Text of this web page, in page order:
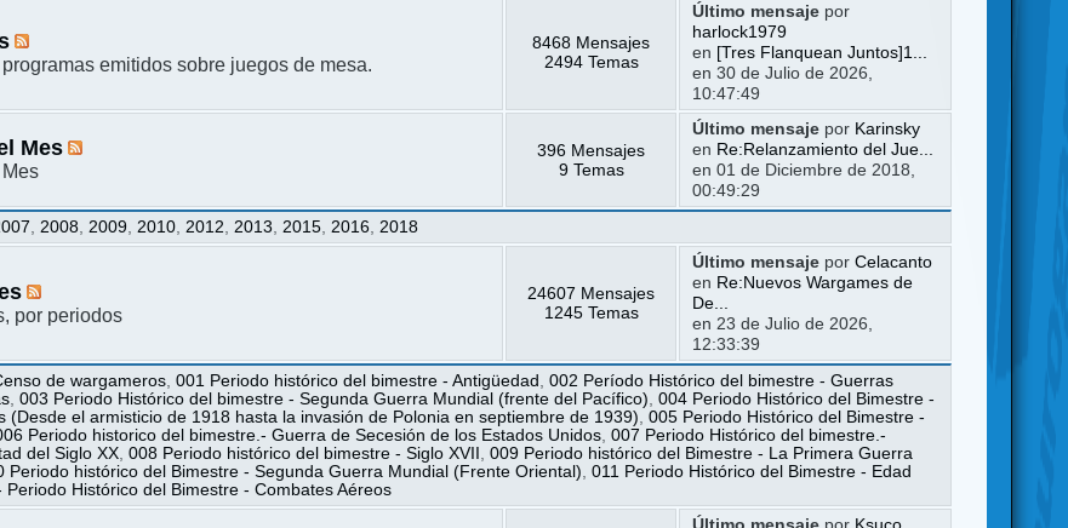
emitidos sobre juegos de mesa.
8468 Mensajes
2494 Temas
Último mensajepor
harlock1979
en [Tres Flanquean Juntos]1...
en 30 de Julio de 2026,
10:47:49
Mes
396 Mensajes
9 Temas
Último mensajepor Karinsky
en Re:Relanzamiento del Jue...
en 01 de Diciembre de 2018,
00:49:29
2008 2009 2010 2012 2013 2015 2016 2018
por periodos
24607 Mensajes
1245 Temas
Último mensajepor Celacanto
en Re:Nuevos Wargames de
De...
en 23 de Julio de 2026,
12:33:39
de wargameros ,001 Periodo histórico del bimestre - Antigüedad ,002 Período Histórico del bimestre - Guerras
,003 Periodo Histórico del bimestre - Segunda Guerra Mundial (frente del Pacífico) ,004 Periodo Histórico del Bimestre -
(Desde el armisticio de 1918 hasta la invasión de Polonia en septiembre de 1939) ,005 Periodo Histórico del Bimestre -
Periodo historico del bimestre.- Guerra de Secesión de los Estados Unidos ,007 Periodo Histórico del bimestre.-
del Siglo XX ,008 Periodo histórico del bimestre - Siglo XVII ,009 Periodo histórico del Bimestre - La Primera Guerra
Periodo histórico del Bimestre - Segunda Guerra Mundial (Frente Oriental) ,011 Periodo Histórico del Bimestre - Edad
Periodo Histórico del Bimestre - Combates Aéreos